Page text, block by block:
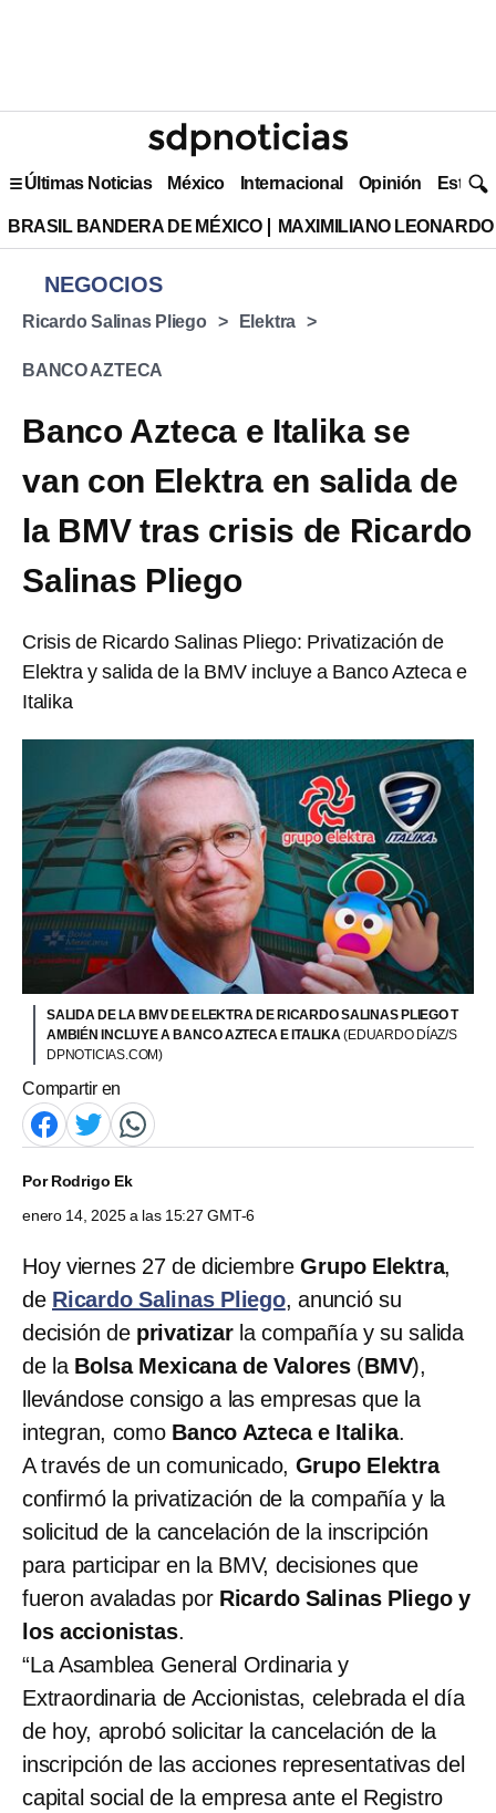
Últimas Noticias México Internacional Opinión Estilo
BRASIL BANDERA DE MÉXICO MAXIMILIANO
NEGOCIOS
Ricardo Salinas Pliego Elektra
BANCO AZTECA
Banco Azteca e Italika se
van con Elektra en salida de
la BMV tras crisis de Ricardo
Salinas Pliego
Crisis de Ricardo Salinas Pliego: Privatización de
Elektra y salida de la BMV incluye a Banco Azteca e
Italika
SALIDA DE LA BMV DE ELEKTRA DE RICARDO SALINAS PLIEGO T
AMBIÉN INCLUYE A BANCO AZTECA E ITALIKA(EDUARDO DÍAZ/S
DPNOTICIAS.COM)
Compartir en
PorRodrigo Ek
enero 14, 2025 a las 15:27 GMT-6
Hoy viernes 27 de diciembreGrupo Elektra,
de Ricardo Salinas Pliego, anunció su
decisión de privatizarla compañía y su salida
de la Bolsa Mexicana de Valores(BMV),
llevándose consigo a las empresas que la
integran, como Banco Azteca e Italika.
A través de un comunicado, Grupo Elektra
confirmó la privatización de la compañía y la
solicitud de la cancelación de la inscripción
para participar en la BMV, decisiones que
fueron avaladas por Ricardo Salinas Pliego y
los accionistas.
“La Asamblea General Ordinaria y
Extraordinaria de Accionistas, celebrada el día
de hoy, aprobó solicitar la cancelación de la
inscripción de las acciones representativas del
capital social de la empresa ante el Registro